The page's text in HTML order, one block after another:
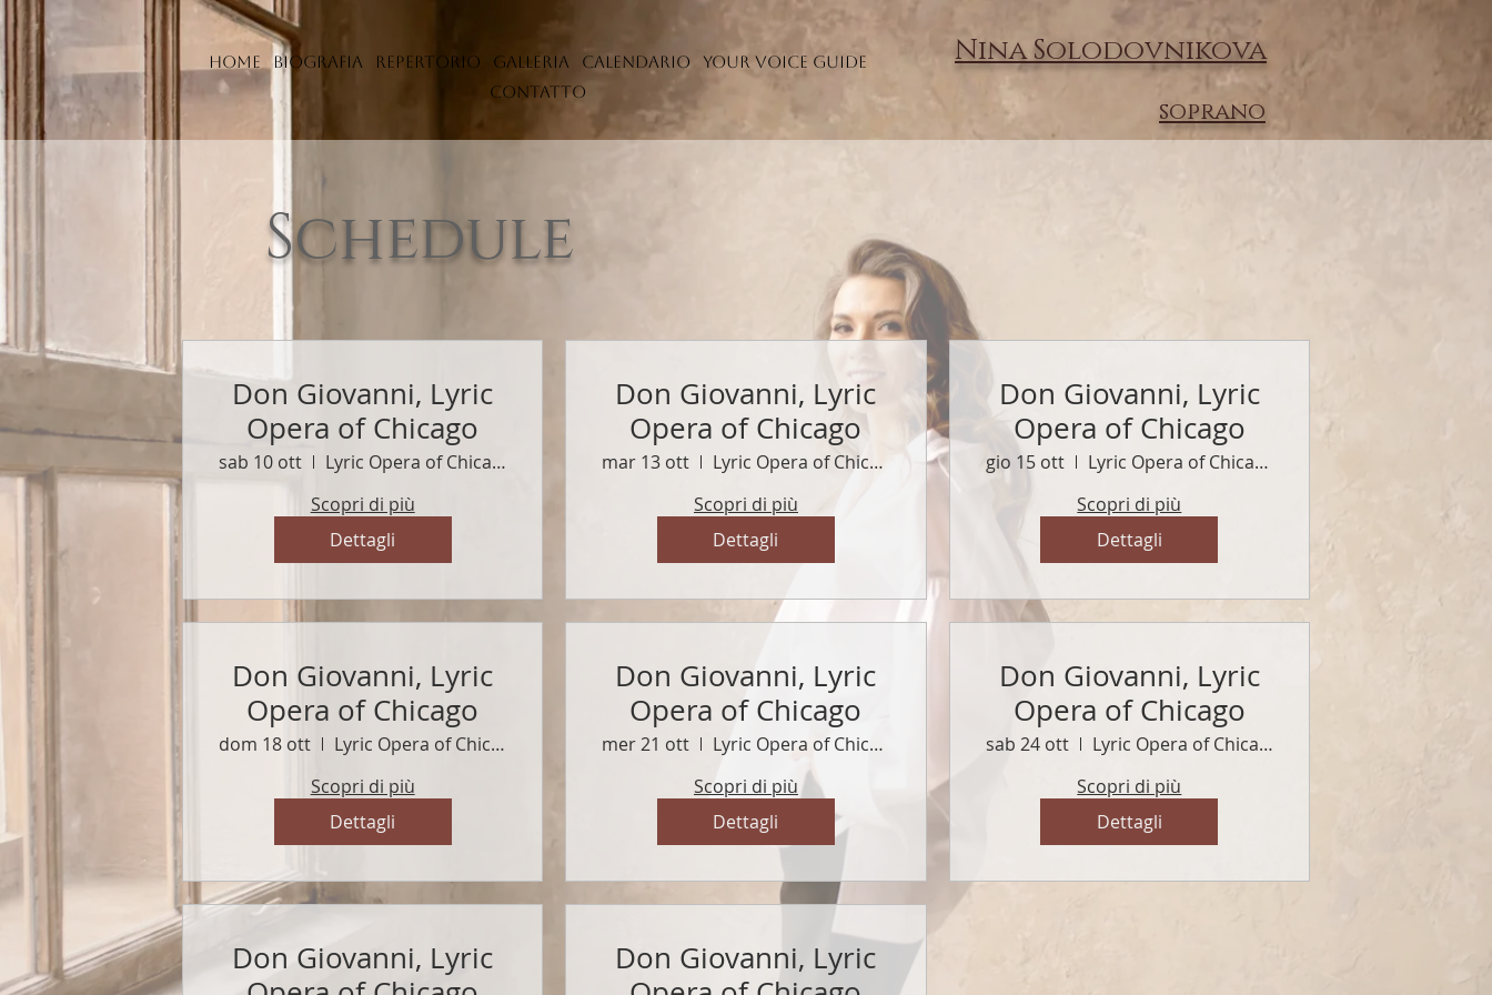
Home Biografia Repertorio Galleria Calendario
Your Voice Guide
Contatto
Nina Solodovnikova
soprano
Schedule
Don Giovanni, Lyric
Opera of Chicago
sab 10 ott
Lyric Opera of Chicago
Scopri di più
Dettagli
Don Giovanni, Lyric
Opera of Chicago
mar 13 ott
Lyric Opera of Chicago
Scopri di più
Dettagli
Don Giovanni, Lyric
Opera of Chicago
gio 15 ott
Lyric Opera of Chicago
Scopri di più
Dettagli
Don Giovanni, Lyric
Opera of Chicago
dom 18 ott
Lyric Opera of Chicago
Scopri di più
Dettagli
Don Giovanni, Lyric
Opera of Chicago
mer 21 ott
Lyric Opera of Chicago
Scopri di più
Dettagli
Don Giovanni, Lyric
Opera of Chicago
sab 24 ott
Lyric Opera of Chicago
Scopri di più
Dettagli
Don Giovanni, Lyric
Don Giovanni, Lyric